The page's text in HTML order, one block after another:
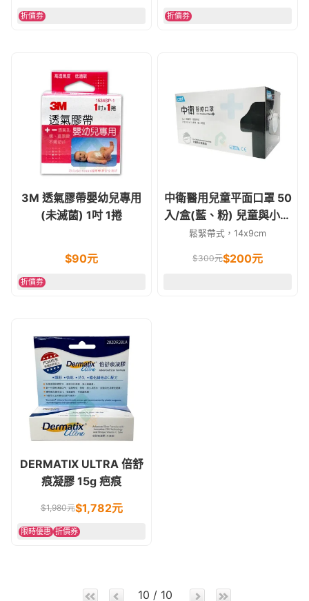
折價券 折價券
3M 透氣膠帶嬰幼兒專用
(未滅菌) 1吋 1捲
$90元
折價券
中衛醫用兒童平面口罩 50
入/盒(藍、粉) 兒童與小臉
專用
鬆緊帶式，14x9cm
$300元$200元
DERMATIX ULTRA 倍舒
痕凝膠 15g 疤痕
$1,980元$1,782元
限時優惠 折價券
10 / 10